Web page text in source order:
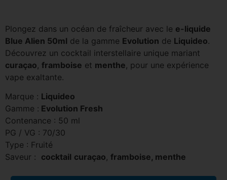
Plongez dans un océan de fraîcheur avec le e-liquide
Blue Alien 50ml de la gamme Evolution de Liquideo.
Découvrez un cocktail interstellaire unique mariant
curaçao, framboise et menthe, pour une expérience
vape exaltante.
Marque : Liquideo
Gamme : Evolution Fresh
Contenance : 50 ml
PG / VG : 70/30
Type : Fruité
Saveur : cocktail curaçao, framboise, menthe